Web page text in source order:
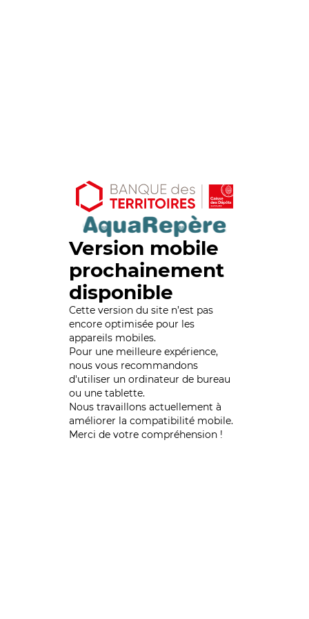
Version mobile
prochainement
disponible
Cette version du site n’est pas
encore optimisée pour les
appareils mobiles.
Pour une meilleure expérience,
nous vous recommandons
d'utiliser un ordinateur de bureau
ou une tablette.
Nous travaillons actuellement à
améliorer la compatibilité mobile.
Merci de votre compréhension !